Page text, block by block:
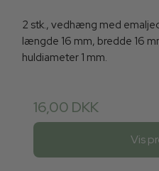
2 stk., vedhæng med
længde 16 mm, bredde 16
huldiameter 1 mm.
16,00 DKK
Vis